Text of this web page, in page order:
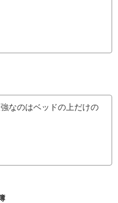
なのはベッドの上だけの